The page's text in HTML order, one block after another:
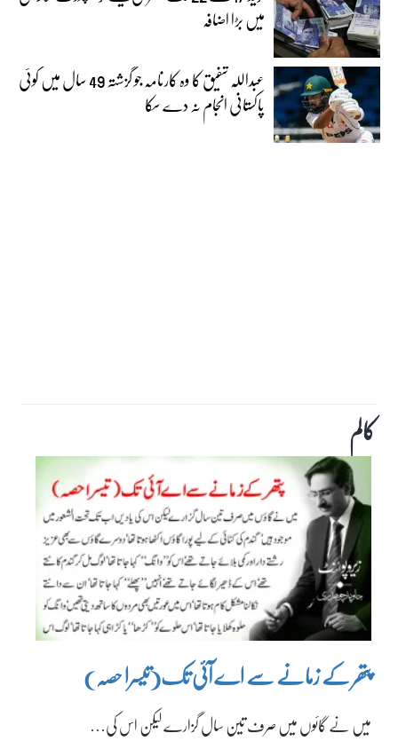
میں بڑا اضافہ
عبداللہ شفیق کا وہ کارنامہ جو گزشتہ 49 سال میں کوئی
پاکستانی انجام نہ دے سکا
کالم
پتھر کے زمانے سے اے آئی تک(تیسرا حصہ)
میں نے گائوں میں صرف تین سال گزارے لیکن اس کی…